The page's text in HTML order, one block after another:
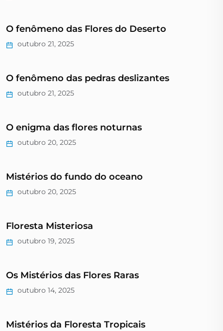
O fenômeno das Flores do Deserto
outubro 21, 2025
O fenômeno das pedras deslizantes
outubro 21, 2025
O enigma das flores noturnas
outubro 20, 2025
Mistérios do fundo do oceano
outubro 20, 2025
Floresta Misteriosa
outubro 19, 2025
Os Mistérios das Flores Raras
outubro 14, 2025
Mistérios da Floresta Tropicais